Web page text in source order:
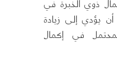
ذوي الخبرة في
يؤدي إلى زيادة
في إكمال